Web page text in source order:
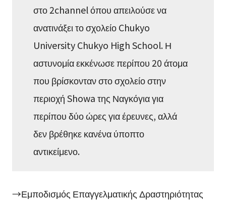
στο 2channel όπου απειλούσε να
ανατινάξει το σχολείο Chukyo
University Chukyo High School. Η
αστυνομία εκκένωσε περίπου 20 άτομα
που βρίσκονταν στο σχολείο στην
περιοχή Showa της Ναγκόγια για
περίπου δύο ώρες για έρευνες, αλλά
δεν βρέθηκε κανένα ύποπτο
αντικείμενο.
→Εμποδισμός Επαγγελματικής Δραστηριότητας